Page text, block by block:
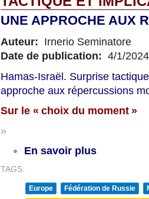
UNE APPROCHE AUX
Auteur: Irnerio Seminatore
Date de publication: 4/1/2024
Hamas-Israël. Surprise
approche aux répercussions
Sur le « choix du moment »
»
En savoir plus
TAGS:
Europe Fédération de Russie